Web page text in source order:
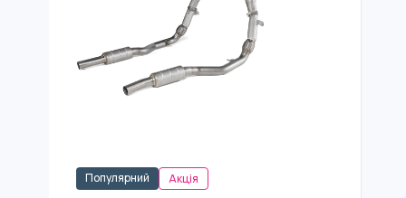
Популярний Акція